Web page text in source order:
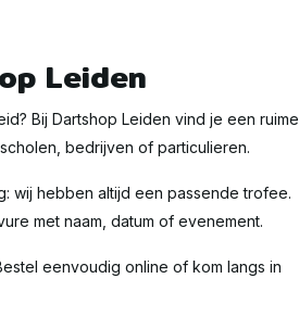
Leiden
Bij Dartshop Leiden vind je een ruime
bedrijven of particulieren.
wij hebben altijd een passende trofee.
met naam, datum of evenement.
eenvoudig online of kom langs in